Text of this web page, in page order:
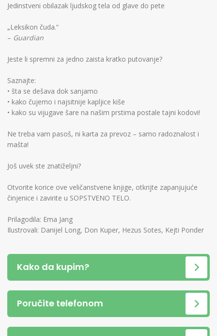
Jedinstveni obilazak ljudskog tela od glave do pete
„Leksikon čuda.“
– Guardian
Jeste li spremni za jedno zaista kratko putovanje?
Saznajte:
• šta se dešava dok sanjamo
• kako čujemo i najsitnije kapljice kiše
• kako su vijugave šare na našim prstima postale tajni kodovi!
Ne treba vam pasoš, ni karta za prevoz – samo radoznalost i
mašta!
Još uvek ste znatiželjni?
Otvorite korice ove veličanstvene knjige, otkrijte zapanjujuće
činjenice i zavirite u SOPSTVENO TELO.
Prilagodila: Ema Jang
Ilustrovali: Danijel Long, Don Kuper, Hezus Sotes, Kejti Ponder
Kako da kupim?
Poručite telefonom